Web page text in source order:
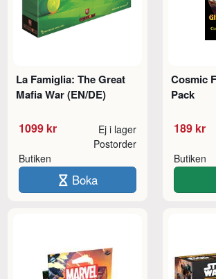
La Famiglia: The Great
Mafia War (EN/DE)
1099 kr Ej i lager
Butiken
Postorder
Boka
Cosmic
Pack
189 kr
Butiken